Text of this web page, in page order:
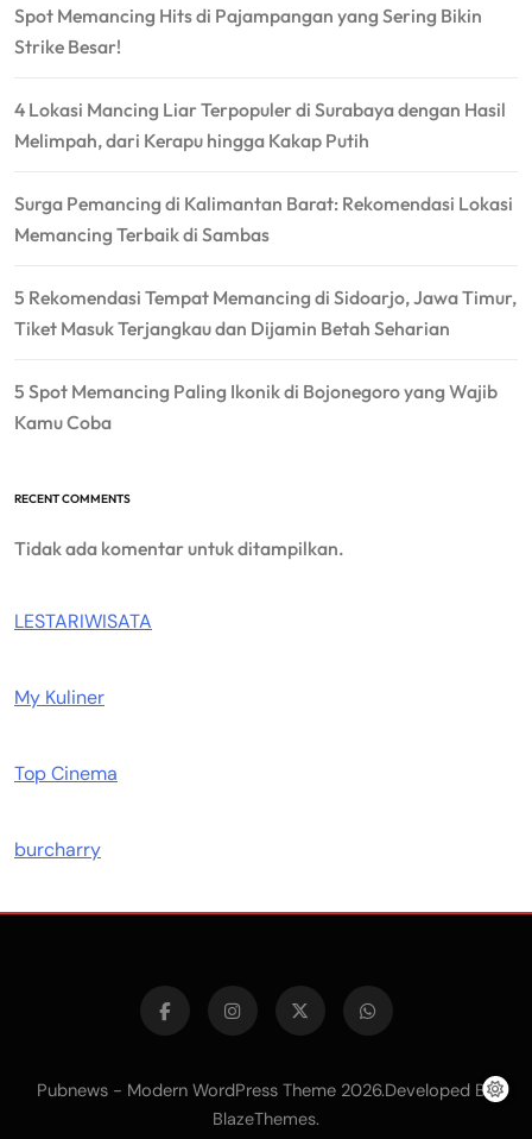
Spot Memancing Hits di Pajampangan yang Sering Bikin
Strike Besar!
4 Lokasi Mancing Liar Terpopuler di Surabaya dengan Hasil
Melimpah, dari Kerapu hingga Kakap Putih
Surga Pemancing di Kalimantan Barat: Rekomendasi Lokasi
Memancing Terbaik di Sambas
5 Rekomendasi Tempat Memancing di Sidoarjo, Jawa Timur,
Tiket Masuk Terjangkau dan Dijamin Betah Seharian
5 Spot Memancing Paling Ikonik di Bojonegoro yang Wajib
Kamu Coba
RECENT COMMENTS
Tidak ada komentar untuk ditampilkan.
LESTARIWISATA
My Kuliner
Top Cinema
burcharry
Pubnews - Modern WordPress Theme 2026.Developed By
BlazeThemes.